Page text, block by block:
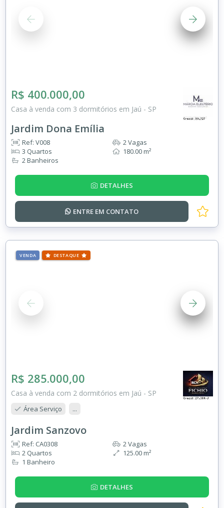
R$ 400.000,00
Casa à venda com 3 dormitórios em Jaú - SP
Jardim Dona Emília
Ref: V008
3 Quartos
2 Banheiros
2 Vagas
180.00 m²
DETALHES
ENTRE EM CONTATO
VENDA DESTAQUE
R$ 285.000,00
Casa à venda com 2 dormitórios em Jaú - SP
Área Serviço ...
Jardim Sanzovo
Ref: CA0308
2 Quartos
1 Banheiro
2 Vagas
125.00 m²
DETALHES